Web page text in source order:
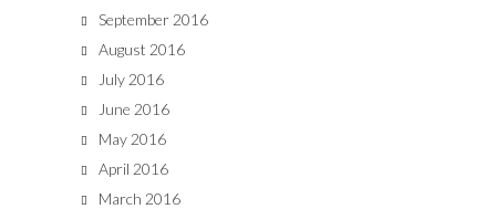
September 2016
August 2016
July 2016
June 2016
May 2016
April 2016
March 2016